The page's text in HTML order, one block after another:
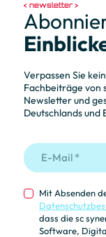
newsletter
Verpassen Sie
Fachbeiträge von
Newsletter und
Deutschlands und
Mit Absenden
dass die sc
Software,